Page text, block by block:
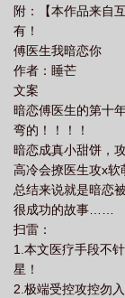
生我暗恋你by睡芒讲什
我暗恋你txt无删减百度
读 傅医生我暗恋你
么
看吗 傅医生我暗恋
txt 傅医生我暗恋你
看 傅医生我暗恋你
剧 傅医生我暗恋你
减版
附：【本作品来自
有！
傅医生我暗恋你
作者：睡芒
文案
暗恋傅医生的第十
弯的！！！！
暗恋成真小甜饼，
高冷会撩医生攻x软
总结来说就是暗恋
很成功的故事……
扫雷：
1.本文医疗手段不
星！
2.极端受控攻控勿入